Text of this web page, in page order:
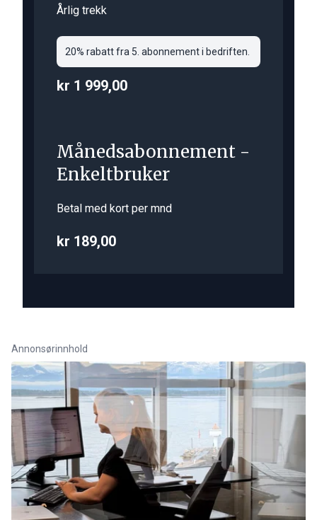
Årlig trekk
20% rabatt fra 5. abonnement i bedriften.
kr 1 999,00
Månedsabonnement -
Enkeltbruker
Betal med kort per mnd
kr 189,00
Annonsørinnhold